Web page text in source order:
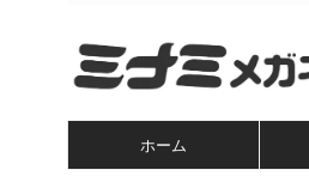
ホーム